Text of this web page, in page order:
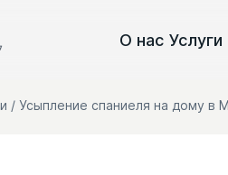
О нас Услуги
/ Усыпление спаниеля на дому в